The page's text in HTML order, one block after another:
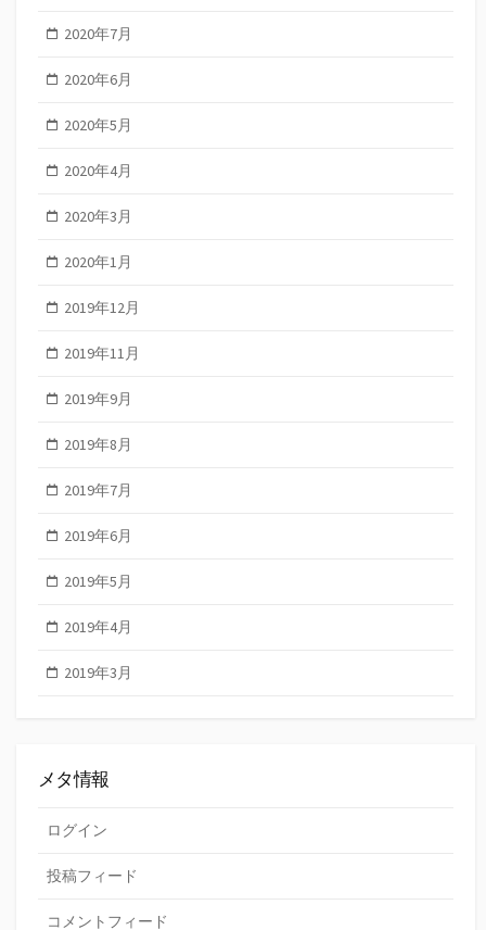
2020年7月
2020年6月
2020年5月
2020年4月
2020年3月
2020年1月
2019年12月
2019年11月
2019年9月
2019年8月
2019年7月
2019年6月
2019年5月
2019年4月
2019年3月
メタ情報
ログイン
投稿フィード
コメントフィード